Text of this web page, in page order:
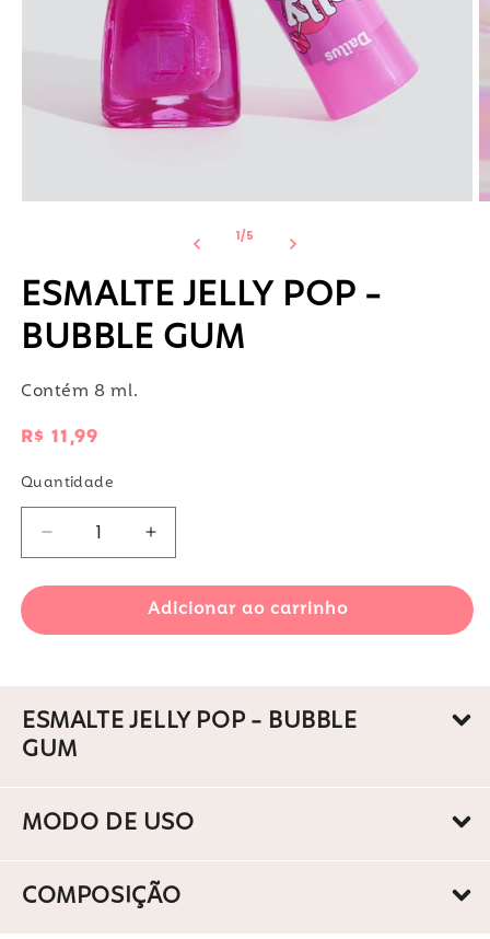
modal
1/de
5
ESMALTE JELLY POP -
BUBBLE GUM
Contém 8 ml.
Preço
R$ 11,99
Quantidade
Diminuir
a
quantidade
Esmalte
Bubble
Gum
Aumentar
a
quantidade
de
Esmalte
Bubble
Adicionar ao carrinho
ESMALTE JELLY POP - BUBBLE
GUM
MODO DE USO
COMPOSIÇÃO